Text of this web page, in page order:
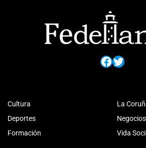
Facebook
Twitter
Cultura
Deportes
Formación
La
Negocios
Vida